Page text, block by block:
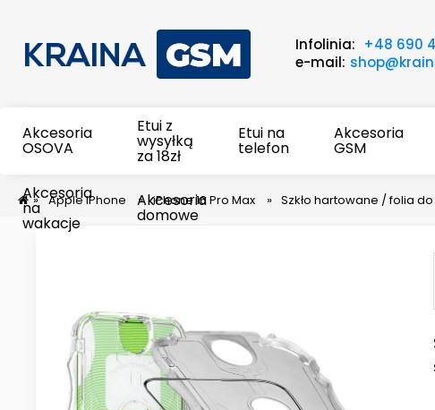
Infolinia: +48 690
e-mail:
Akcesoria
OSOVA
Etui z
wysyłką
za 18zł
Etui na
telefon
Akcesoria
GSM
Akcesoria
na
wakacje
Akcesoria
domowe
» Apple iPhone » iPhone 16 Pro Max » Szkło hartowane / folia do